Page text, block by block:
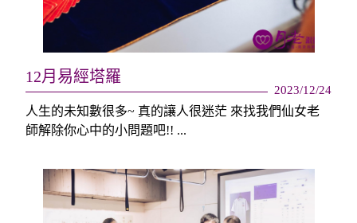
12月易經塔羅
2023/12/24
人生的未知數很多~ 真的讓人很迷茫 來找我們仙女老
師解除你心中的小問題吧!! ...